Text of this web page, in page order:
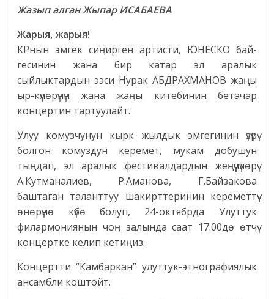
Жазып алган Жыпар ИСАБАЕВА
Жарыя, жарыя!
КРнын эмгек сиңирген артисти, ЮНЕСКО бай­
гесинин жана бир катар эл аралык
сыйлыктардын ээси Нурак АБДРАХМАНОВ жаңы
ыр-күүлөрүнүн жана жаңы китебинин бетачар
концертин тартуулайт.
Улуу комузчунун кырк жылдык эмгегинин үзүрү
болгон комуздун керемет, мукам добушун
тыңдап, эл аралык фестивалдардын жеңүүчүлөрү
А.Кутманалиев, Р.Аманова, Г.Байзакова
баштаган таланттуу шакирттеринин кереметтүү
өнөрүнө күбө болуп, 24-октябрда Улуттук
филармониянын чоң залында саат 17.00дө өтчү
концертке келип кетиңиз.
Концертти “Камбаркан” улуттук-этнографиялык
ансамбли коштойт.